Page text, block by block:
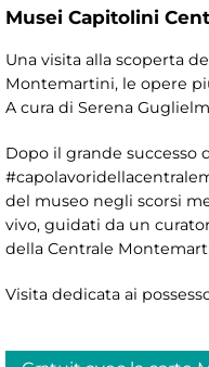
Musei Capitolini
Una visita alla scoperta
Montemartini, le opere
A cura di Serena
Dopo il grande successo
del museo negli scorsi
vivo, guidati da un
della Centrale
Visita dedicata ai